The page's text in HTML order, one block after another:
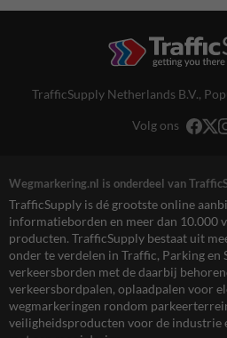
TrafficSupply Netherlands B.V.,
Volg ons
Wegmarkering.nl is onderdeel van
TrafficSupply is dé grootste online
informatieborden en meer dan 10.000
producten. TrafficSupply bestaat uit
onder te verdelen in Traffic, Parking en
verkeersborden met de daarbij
verkeersbordpalen, oplaadpalen voor
wegmarkeringen rondom
veiligheidsproducten voor de industrie